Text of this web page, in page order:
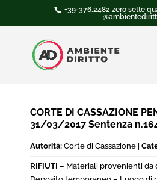
+39-376.2482 zero sette
CORTE DI CASSAZIONE
31/03/2017 Sentenza
Autorità: Corte di Cassazione |
RIFIUTI – Materiali provenienti da